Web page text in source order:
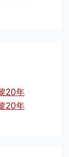
20年
20年